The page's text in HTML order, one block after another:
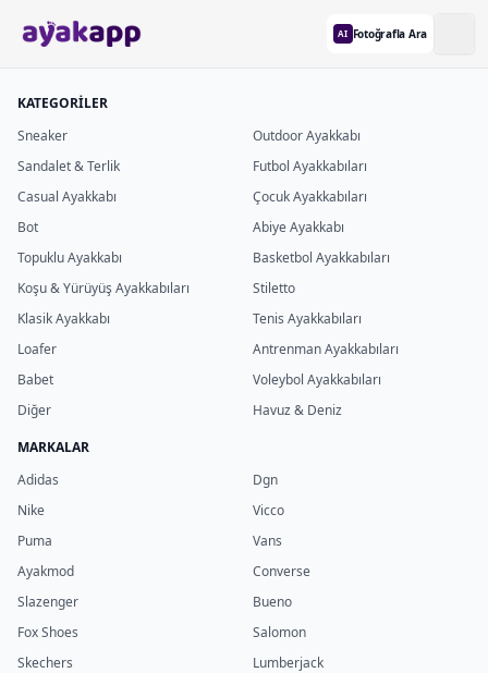
AI Fotoğrafla Ara
KATEGORİLER
Sneaker
Sandalet & Terlik
Casual Ayakkabı
Bot
Topuklu Ayakkabı
Koşu & Yürüyüş Ayakkabıları
Klasik Ayakkabı
Loafer
Babet
Diğer
Outdoor Ayakkabı
Futbol Ayakkabıları
Çocuk Ayakkabıları
Abiye Ayakkabı
Basketbol Ayakkabıları
Stiletto
Tenis Ayakkabıları
Antrenman Ayakkabıları
Voleybol Ayakkabıları
Havuz & Deniz
MARKALAR
Adidas
Nike
Puma
Ayakmod
Slazenger
Fox Shoes
Skechers
Dgn
Vicco
Vans
Converse
Bueno
Salomon
Lumberjack